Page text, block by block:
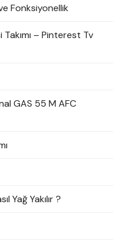
Fonksiyonellik
– Pinterest Tv
GAS 55 M AFC
Yağ Yakılır ?